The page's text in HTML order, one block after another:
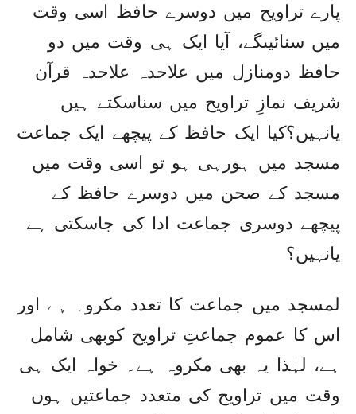
پارے تراویح میں دوسرے حافظ اسی وقت
میں سنائیںگے، آیا ایک ہی وقت میں دو
حافظ دومنازل میں علاحدہ علاحدہ قرآن
شریف نمازِ تراویح میں سناسکتے ہیں
یانہیں؟کیا ایک حافظ کے پیچھے ایک جماعت
مسجد میں ہورہی ہو تو اسی وقت میں
مسجد کے صحن میں دوسرے حافظ کے
پیچھے دوسری جماعت ادا کی جاسکتی ہے
یانہیں؟
لمسجد میں جماعت کا تعدد مکروہ ہے اور
اس کا عموم جماعتِ تراویح کوبھی شامل
ہے، لہٰذا یہ بھی مکروہ ہے۔ خواہ ایک ہی
وقت میں تراویح کی متعدد جماعتیں ہوں